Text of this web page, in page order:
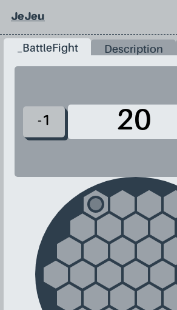
JeJeu
_BattleFight Description
-1